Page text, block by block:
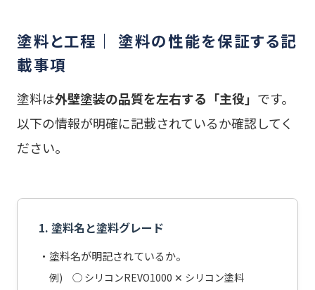
塗料と工程｜ 塗料の性能を保証する記
載事項
塗料は外壁塗装の品質を左右する「主役」 です。
以下の情報が明確に記載されているか確認してく
ださい。
1. 塗料名と塗料グレード
・塗料名が明記されているか。
例) ◯ シリコンREVO1000 ✕ シリコン塗料